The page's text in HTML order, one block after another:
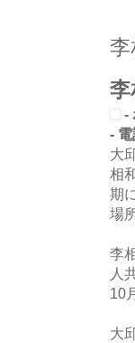
李
李
-
-
大
相
期
場
李
人
10
大